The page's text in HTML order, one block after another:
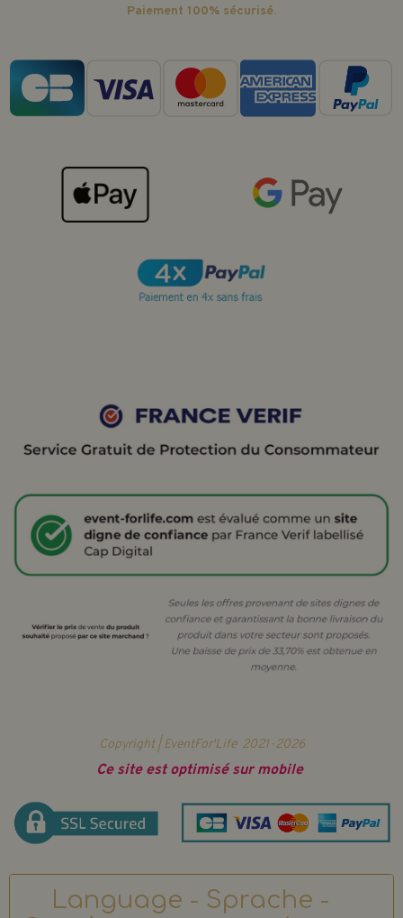
Paiement 100% sécurisé.
Copyright | EventFor'Life 2021-2026
Ce site est optimisé sur mobile
Language - Sprache -